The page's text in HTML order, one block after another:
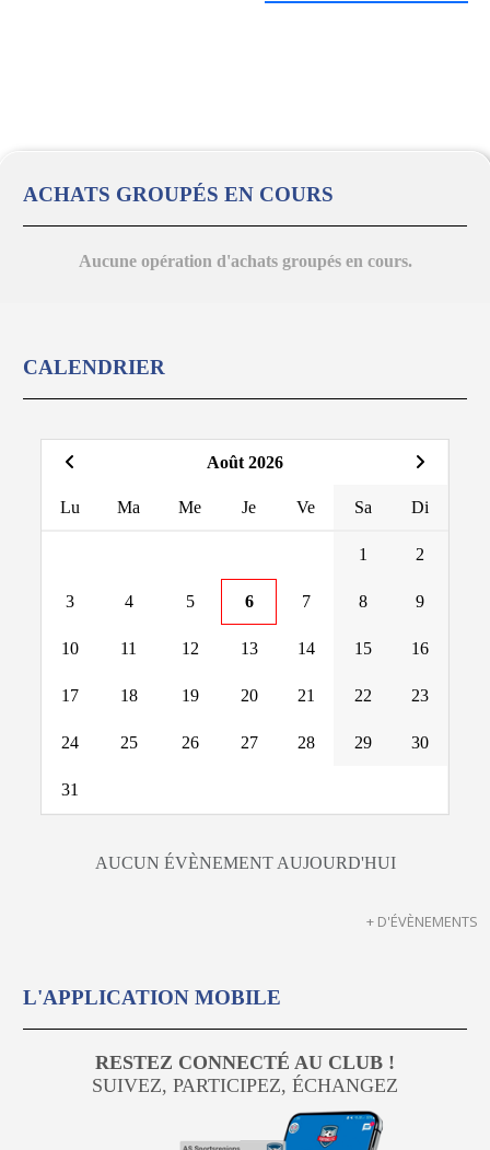
ACHATS GROUPÉS EN COURS
Aucune opération d'achats groupés en cours.
CALENDRIER
Août 2026
Lu Ma Me Je Ve Sa Di
1 2
3 4 5 6 7 8 9
10 11 12 13 14 15 16
17 18 19 20 21 22 23
24 25 26 27 28 29 30
31
AUCUN ÉVÈNEMENT AUJOURD'HUI
+ D'ÉVÈNEMENTS
L'APPLICATION MOBILE
RESTEZ CONNECTÉ AU CLUB !
SUIVEZ, PARTICIPEZ, ÉCHANGEZ